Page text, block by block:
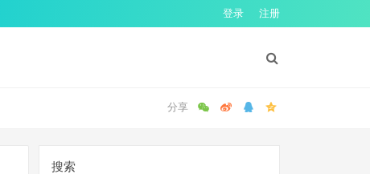
登录 注册
搜索